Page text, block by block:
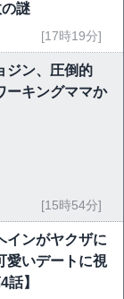
謎
[17時19分]
ジン、圧倒的
ーキングママか
[15時54分]
インがヤクザに
愛いデートに視
】